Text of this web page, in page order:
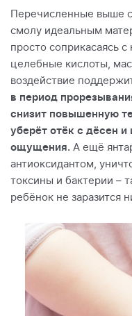
Перечисленные выше
смолу идеальным
просто соприкасаясь
целебные кислоты,
воздействие
в период
снизит повышенную
уберёт отёк с дёсен
ощущения. А ещё
антиоксидантом,
токсины и бактерии –
ребёнок не заразится